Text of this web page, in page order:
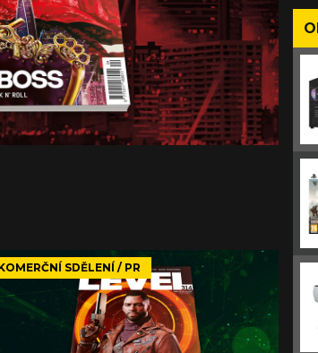
SDĚLENÍ / PR